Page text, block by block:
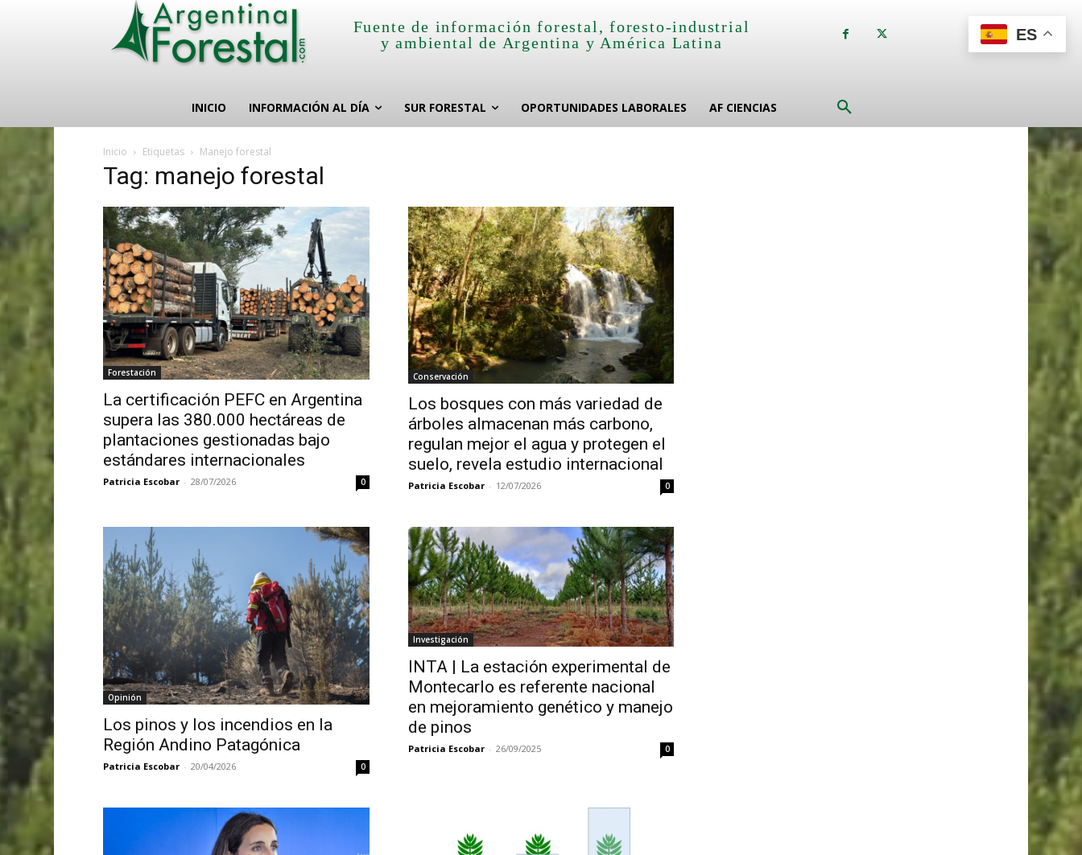
Fuente de información forestal, foresto-industrial
y ambiental de Argentina y América Latina
INICIO INFORMACIÓN AL DÍA SUR FORESTAL OPORTUNIDADES LABORALES AF CIENCIAS
Inicio Etiquetas Manejo forestal
Tag: manejo forestal
Forestación
La certificación PEFC en Argentina
supera las 380.000 hectáreas de
plantaciones gestionadas bajo
estándares internacionales
Patricia Escobar - 28/07/2026 0
Conservación
Los bosques con más variedad de
árboles almacenan más carbono,
regulan mejor el agua y protegen el
suelo, revela estudio internacional
Patricia Escobar - 12/07/2026 0
Opinión
Los pinos y los incendios en la
Región Andino Patagónica
Patricia Escobar - 20/04/2026 0
Investigación
INTA | La estación experimental de
Montecarlo es referente nacional
en mejoramiento genético y manejo
de pinos
Patricia Escobar - 26/09/2025 0
ES